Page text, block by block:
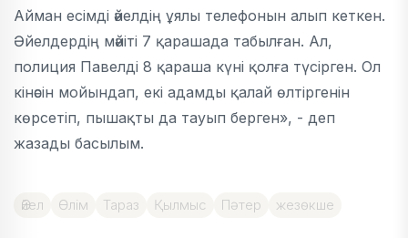
Айман есімді әйелдің ұялы телефонын алып кеткен.
Әйелдердің мәйіті 7 қарашада табылған. Ал,
полиция Павелді 8 қараша күні қолға түсірген. Ол
кінәсін мойындап, екі адамды қалай өлтіргенін
көрсетіп, пышақты да тауып берген», - деп
жазады басылым.
Әйел Өлім Тараз Қылмыс Пәтер жезөкше